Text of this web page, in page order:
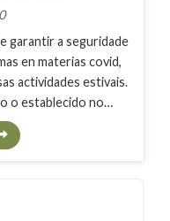
garantir a seguridade
en materias covid,
actividades estivais.
o establecido no
os centros e
do facebook.